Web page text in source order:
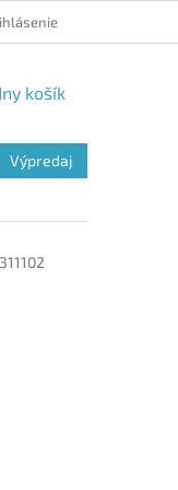
košík
Výpredaj